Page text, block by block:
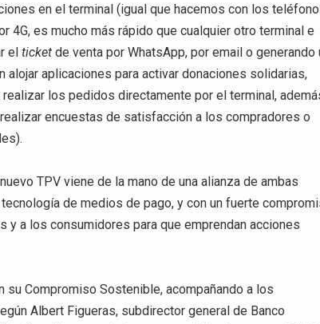
en el terminal (igual que hacemos con los
es mucho más rápido que cualquier otro terminal e
elticket de venta por WhatsApp, por email o generando
alojar aplicaciones para activar donaciones solidarias,
los pedidos directamente por el terminal,
encuestas de satisfacción a los compradores o
TPV viene de la mano de una alianza de ambas
de medios de pago, y con un fuerte
a los consumidores para que emprendan acciones
su Compromiso Sostenible, acompañando a los
Albert Figueras, subdirector general de Banco